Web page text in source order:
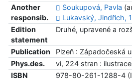
Another
responsib.
Soukupová, Pavla
Lukavský, Jindřich,
Edition
statement
Druhé, upravené a
Publication
Plzeň : Západočeská
Phys.des.
vi, 224 stran :
ISBN
978-80-261-1288-4